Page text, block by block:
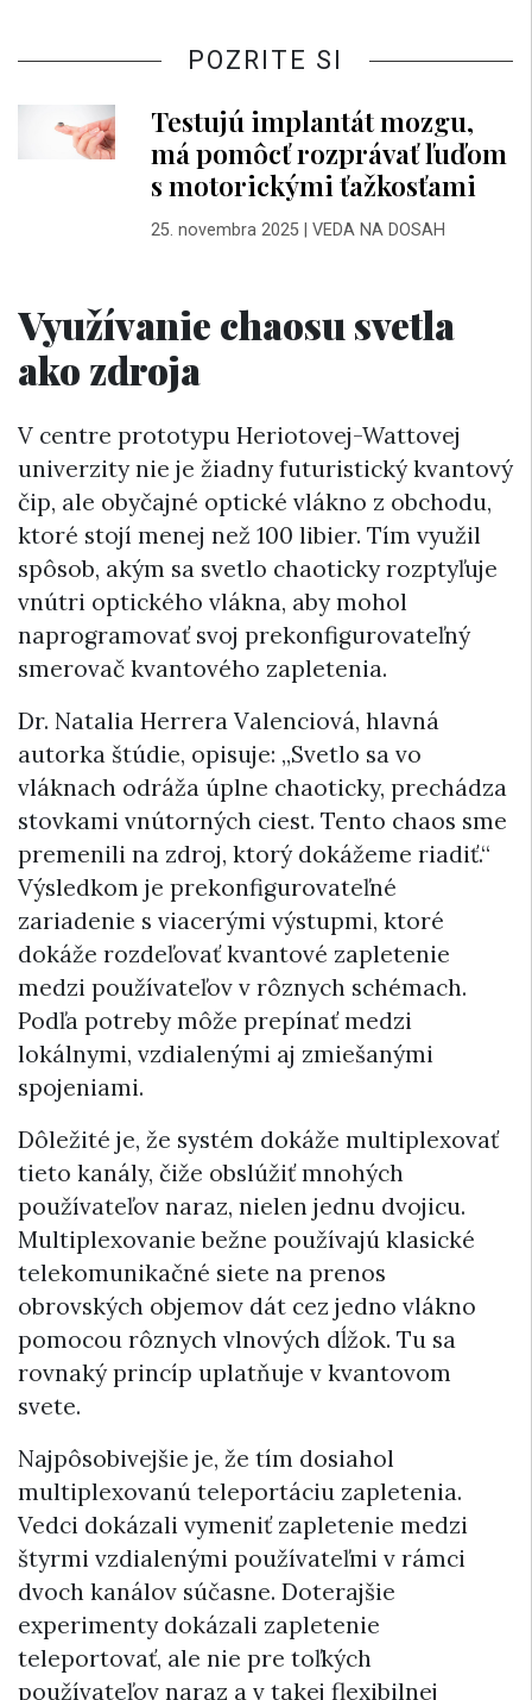
POZRITE SI
Testujú implantát mozgu,
má pomôcť rozprávať ľuďom
s motorickými ťažkosťami
25. novembra 2025| VEDA NA DOSAH
Využívanie chaosu svetla
ako zdroja
V centre prototypu Heriotovej-Wattovej
univerzity nie je žiadny futuristický kvantový
čip, ale obyčajné optické vlákno z obchodu,
ktoré stojí menej než 100 libier. Tím využil
spôsob, akým sa svetlo chaoticky rozptyľuje
vnútri optického vlákna, aby mohol
naprogramovať svoj prekonfigurovateľný
smerovač kvantového zapletenia.
Dr. Natalia Herrera Valenciová, hlavná
autorka štúdie, opisuje: „Svetlo sa vo
vláknach odráža úplne chaoticky, prechádza
stovkami vnútorných ciest. Tento chaos sme
premenili na zdroj, ktorý dokážeme riadiť.“
Výsledkom je prekonfigurovateľné
zariadenie s viacerými výstupmi, ktoré
dokáže rozdeľovať kvantové zapletenie
medzi používateľov v rôznych schémach.
Podľa potreby môže prepínať medzi
lokálnymi, vzdialenými aj zmiešanými
spojeniami.
Dôležité je, že systém dokáže multiplexovať
tieto kanály, čiže obslúžiť mnohých
používateľov naraz, nielen jednu dvojicu.
Multiplexovanie bežne používajú klasické
telekomunikačné siete na prenos
obrovských objemov dát cez jedno vlákno
pomocou rôznych vlnových dĺžok. Tu sa
rovnaký princíp uplatňuje v kvantovom
svete.
Najpôsobivejšie je, že tím dosiahol
multiplexovanú teleportáciu zapletenia.
Vedci dokázali vymeniť zapletenie medzi
štyrmi vzdialenými používateľmi v rámci
dvoch kanálov súčasne. Doterajšie
experimenty dokázali zapletenie
teleportovať, ale nie pre toľkých
používateľov naraz a v takej flexibilnej